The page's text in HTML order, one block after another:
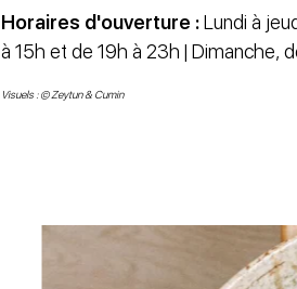
Horaires d'ouverture :Lundi à
à 15h et de 19h à 23h | Dimanche,
Visuels : © ​Zeytun & Cumin